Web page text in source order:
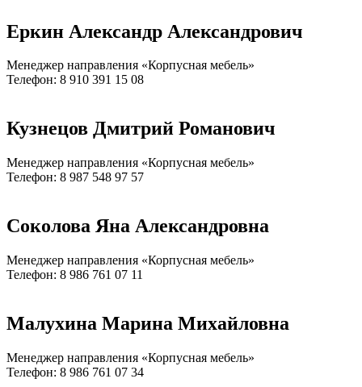
Еркин Александр Александрович
Менеджер направления «Корпусная мебель»
Телефон: 8 910 391 15 08
Кузнецов Дмитрий Романович
Менеджер направления «Корпусная мебель»
Телефон: 8 987 548 97 57
Соколова Яна Александровна
Менеджер направления «Корпусная мебель»
Телефон: 8 986 761 07 11
Малухина Марина Михайловна
Менеджер направления «Корпусная мебель»
Телефон: 8 986 761 07 34